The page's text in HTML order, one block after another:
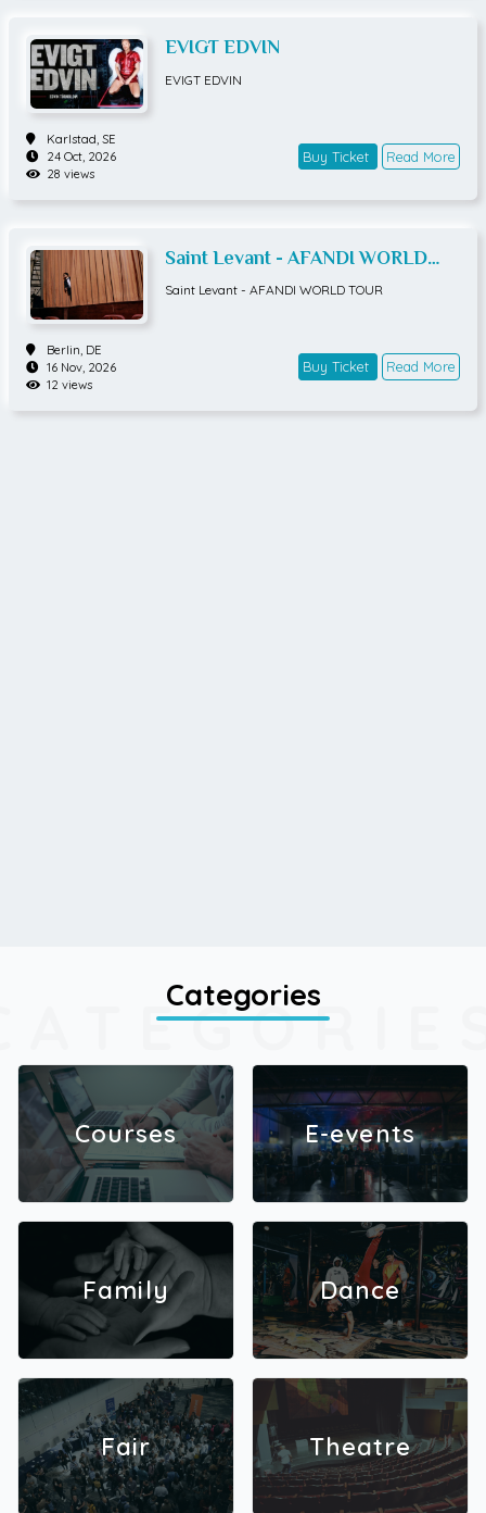
EVIGT EDVIN
EVIGT EDVIN
Karlstad, SE
24 Oct, 2026
28 views
Buy Ticket Read More
Saint Levant - AFANDI WORLD
TOUR
Saint Levant - AFANDI WORLD TOUR
Berlin, DE
16 Nov, 2026
12 views
Buy Ticket Read More
Categories
Courses E-events
Family Dance
Fair Theatre